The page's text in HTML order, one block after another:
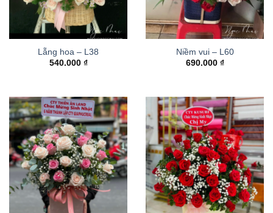
Lẵng hoa – L38
540.000 ₫
Niềm vui – L60
690.000 ₫